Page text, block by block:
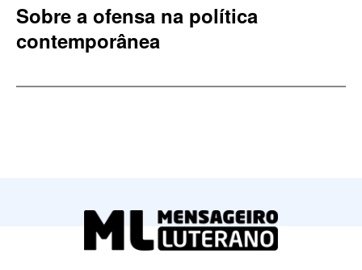
Sobre a ofensa na política
contemporânea